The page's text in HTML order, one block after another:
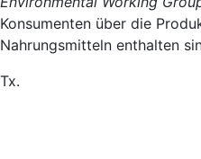
Konsumenten über die
Nahrungsmitteln enthalten
Tx.